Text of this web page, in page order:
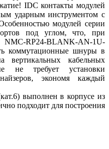
IDC контакты модулей
ударным инструментом с
модулей серии
под углом, что, при
NMC-RP24-BLANK-AN-1U-
коммутационные шнуры в
кабельных
не требует установки
экономя каждый
выполнен в корпусе из
подходит для построения